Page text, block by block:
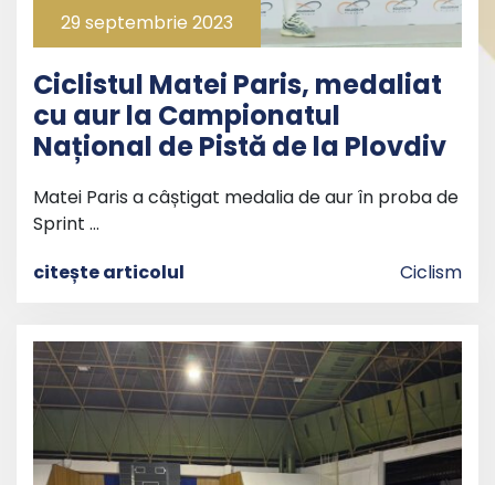
29 septembrie 2023
Ciclistul Matei Paris, medaliat
cu aur la Campionatul
Național de Pistă de la Plovdiv
Matei Paris a câștigat medalia de aur în proba de
Sprint …
citește articolul
Ciclism